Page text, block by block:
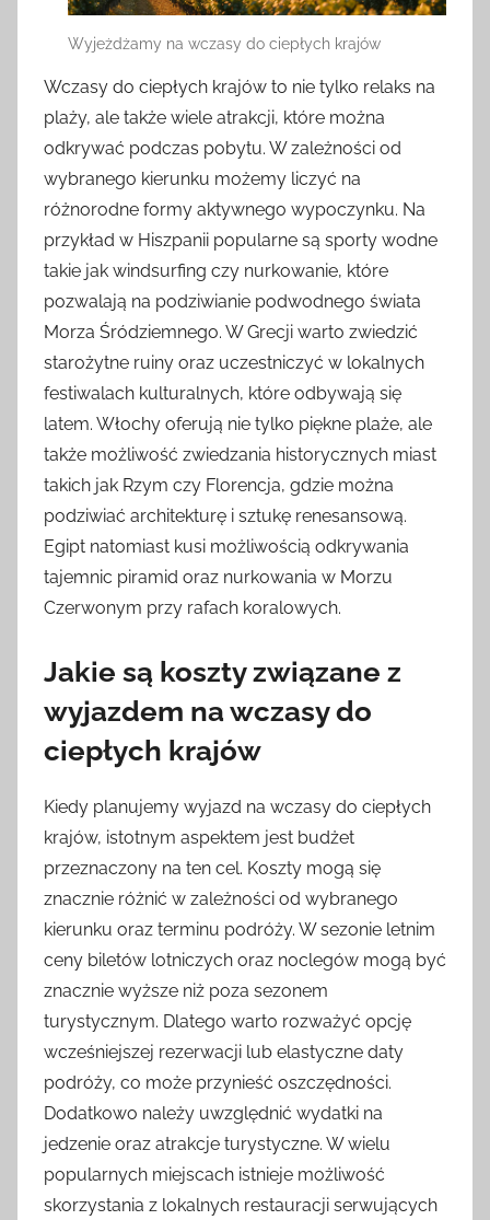
Wyjeżdżamy na wczasy do ciepłych krajów
Wczasy do ciepłych krajów to nie tylko relaks na
plaży, ale także wiele atrakcji, które można
odkrywać podczas pobytu. W zależności od
wybranego kierunku możemy liczyć na
różnorodne formy aktywnego wypoczynku. Na
przykład w Hiszpanii popularne są sporty wodne
takie jak windsurfing czy nurkowanie, które
pozwalają na podziwianie podwodnego świata
Morza Śródziemnego. W Grecji warto zwiedzić
starożytne ruiny oraz uczestniczyć w lokalnych
festiwalach kulturalnych, które odbywają się
latem. Włochy oferują nie tylko piękne plaże, ale
także możliwość zwiedzania historycznych miast
takich jak Rzym czy Florencja, gdzie można
podziwiać architekturę i sztukę renesansową.
Egipt natomiast kusi możliwością odkrywania
tajemnic piramid oraz nurkowania w Morzu
Czerwonym przy rafach koralowych.
Jakie są koszty związane z
wyjazdem na wczasy do
ciepłych krajów
Kiedy planujemy wyjazd na wczasy do ciepłych
krajów, istotnym aspektem jest budżet
przeznaczony na ten cel. Koszty mogą się
znacznie różnić w zależności od wybranego
kierunku oraz terminu podróży. W sezonie letnim
ceny biletów lotniczych oraz noclegów mogą być
znacznie wyższe niż poza sezonem
turystycznym. Dlatego warto rozważyć opcję
wcześniejszej rezerwacji lub elastyczne daty
podróży, co może przynieść oszczędności.
Dodatkowo należy uwzględnić wydatki na
jedzenie oraz atrakcje turystyczne. W wielu
popularnych miejscach istnieje możliwość
skorzystania z lokalnych restauracji serwujących